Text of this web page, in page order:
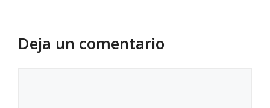
Deja un comentario